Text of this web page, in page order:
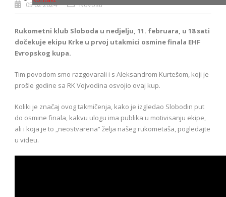
05 02 2024 Novosti
Rukometni klub Sloboda u nedjelju, 11. februara, u 18 sati
dočekuje ekipu Krke u prvoj utakmici osmine finala EHF
Evropskog kupa.
Tim povodom smo razgovarali i s Aleksandrom Kurtešom, koji je
prošle godine sa RK Vojvodina osvojio ovaj kup.
Koliki je značaj ovog takmičenja, kako je izgledao Slobodin put
do osmine finala, kakvu ulogu ima publika u motivisanju ekipe,
ali i koja je to „neostvarena“ želja našeg rukometaša, pogledajte
u videu.